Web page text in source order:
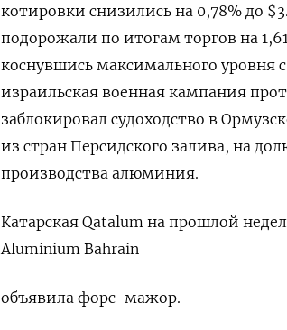
котировки снизились на 0,78% до
подорожали по итогам торгов ‌на
коснувшись максимального уровня
израильская военная кампания
заблокировал судоходство ​в
из стран Персидского залива, на
производства алюминия.
Катарская Qatalum на прошлой
Aluminium Bahrain
объявила форс-мажор.